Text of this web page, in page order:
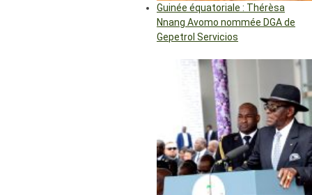
Guinée équatoriale : Thérèsa
Nnang Avomo nommée DGA de
Gepetrol Servicios